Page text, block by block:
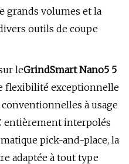
grands volumes et la
outils de coupe
leGrindSmart Nano5 5
flexibilité exceptionnelle
à usage
entièrement interpolés
pick-and-place, la
adaptée à tout type